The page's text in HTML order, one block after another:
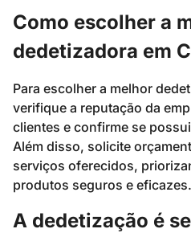
Como escolher a
dedetizadora em
Para escolher a melhor
verifique a reputação da
clientes e confirme se
Além disso, solicite
serviços oferecidos,
produtos seguros e eficazes.
A dedetização é